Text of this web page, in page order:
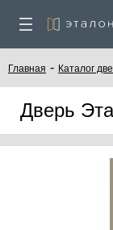
Главная - Каталог
Дверь